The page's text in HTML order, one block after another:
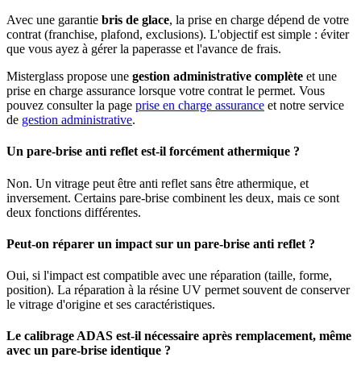
Avec une garantie bris de glace, la prise en charge dépend de votre
contrat (franchise, plafond, exclusions). L'objectif est simple : éviter
que vous ayez à gérer la paperasse et l'avance de frais.
Misterglass propose une gestion administrative complète et une
prise en charge assurance lorsque votre contrat le permet. Vous
pouvez consulter la page prise en charge assurance et notre service
de gestion administrative.
Un pare-brise anti reflet est-il forcément athermique ?
Non. Un vitrage peut être anti reflet sans être athermique, et
inversement. Certains pare-brise combinent les deux, mais ce sont
deux fonctions différentes.
Peut-on réparer un impact sur un pare-brise anti reflet ?
Oui, si l'impact est compatible avec une réparation (taille, forme,
position). La réparation à la résine UV permet souvent de conserver
le vitrage d'origine et ses caractéristiques.
Le calibrage ADAS est-il nécessaire après remplacement, même
avec un pare-brise identique ?